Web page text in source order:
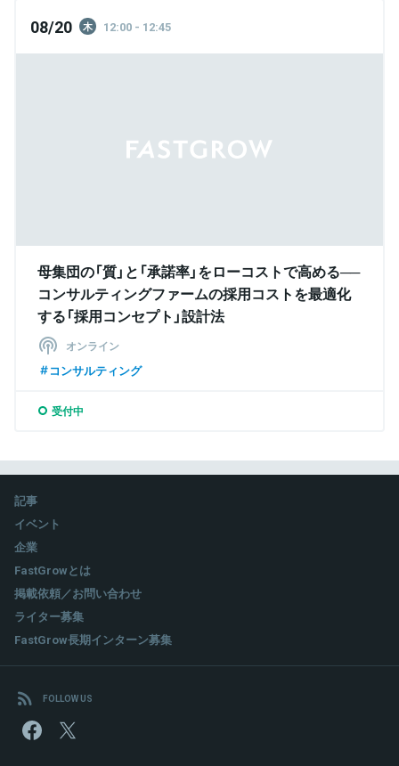
08/20 木 12:00 - 12:45
母集団の「質」と「承諾率」をローコストで高める──
コンサルティングファームの採用コストを最適化
する「採用コンセプト」設計法
オンライン
コンサルティング
受付中
記事
イベント
企業
FastGrowとは
掲載依頼／お問い合わせ
ライター募集
FastGrow長期インターン募集
FOLLOW US